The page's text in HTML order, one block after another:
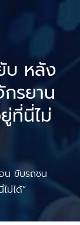
บ หลัง
รยาน
ที่นี่ไม่
น ขับรถชน
ม่ได้”